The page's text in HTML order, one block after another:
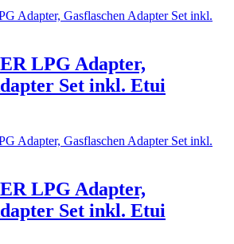
LPG Adapter,
Set inkl. Etui
LPG Adapter,
Set inkl. Etui